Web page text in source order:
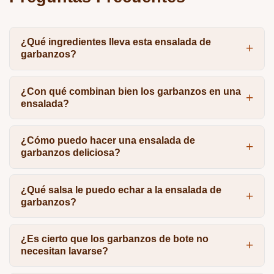
¿Qué ingredientes lleva esta ensalada de
garbanzos?
¿Con qué combinan bien los garbanzos en una
ensalada?
¿Cómo puedo hacer una ensalada de
garbanzos deliciosa?
¿Qué salsa le puedo echar a la ensalada de
garbanzos?
¿Es cierto que los garbanzos de bote no
necesitan lavarse?